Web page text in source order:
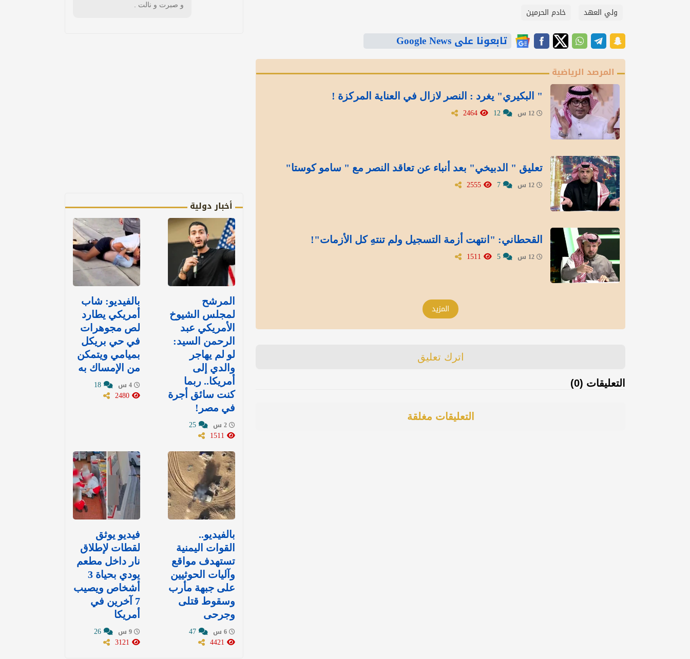
ولي العهد خادم الحرمين
تابعونا على Google News
المرصد الرياضية
" البكيري" يغرد : النصر لازال في العناية المركزة !
تعليق " الدبيخي" بعد أنباء عن تعاقد النصر مع " سامو كوستا"
القحطاني: "انتهت أزمة التسجيل ولم تنتهِ كل الأزمات"!
المزيد
اترك تعليق
التعليقات (0)
التعليقات مغلقة
و صبرت و نالت .
أخبار دولية
المرشح
لمجلس الشيوخ
الأمريكي عبد
الرحمن السيد:
لو لم يهاجر
والدي إلى
أمريكا.. ربما
كنت سائق أجرة
في مصر!
بالفيديو: شاب
أمريكي يطارد
لص مجوهرات
في حي بريكل
بميامي ويتمكن
من الإمساك به
بالفيديو..
القوات اليمنية
تستهدف مواقع
وآليات الحوثيين
على جبهة مأرب
وسقوط قتلى
وجرحى
فيديو يوثق
لقطات لإطلاق
نار داخل مطعم
يودي بحياة 3
أشخاص ويصيب
7 آخرين في
أمريكا